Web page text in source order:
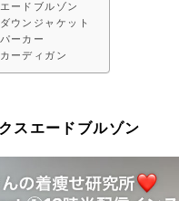
ードブルゾン
ウンジャケット
ーカー
ーディガン
スエードブルゾン